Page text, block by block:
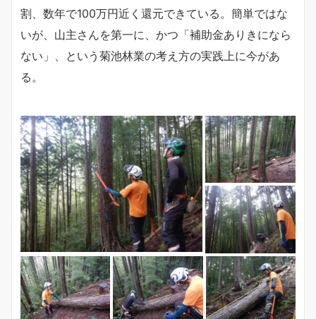
割、数年で100万円近く還元できている。簡単ではな
いが、山主さんを第一に、かつ「補助金ありきになら
ない」、という菊池林業の考え方の実践上に今があ
る。